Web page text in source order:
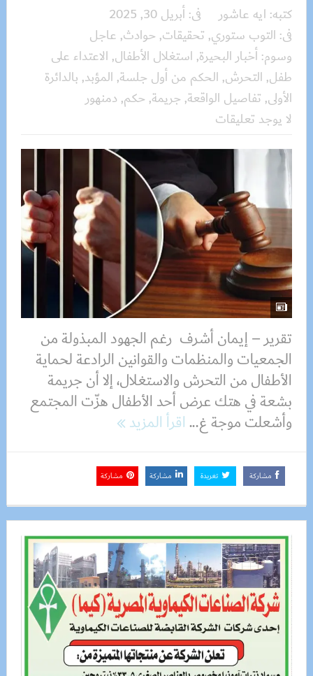
كتبه: ايه عاشور فى:أبريل 30, 2025
فى: التوب ستوري, تحقيقات, حوادث, عاجل
وسوم:أخبار البحيرة, استغلال الأطفال, الاعتداء على
طفل, التحرش, الحكم من أول جلسة, المؤبد, بالدائرة
الأولى, تفاصيل الواقعة, جريمة, حكم, دمنهور
لا يوجد تعليقات
تقرير – إيمان أشرف رغم الجهود المبذولة من
الجمعيات والمنظمات والقوانين الرادعة لحماية
الأطفال من التحرش والاستغلال، إلا أن جريمة
بشعة في هتك عرض أحد الأطفال هزّت المجتمع
وأشعلت موجة غ...اقرأ المزيد
مشاركة تغريدة مشاركة مشاركة